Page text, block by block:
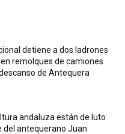
detiene a dos ladrones
remolques de camiones
de Antequera
andaluza están de luto
del antequerano Juan